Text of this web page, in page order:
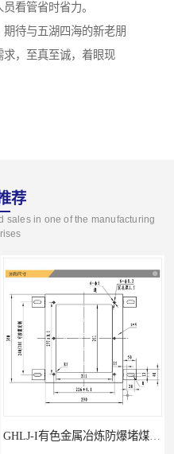
看管省时省力。
待与五湖四海的新老朋
，至真至诚，着眼现
荐
sales in one of the manufacturing
GHLJ-I‌有色金属冶炼防爆堵煤开关的应用